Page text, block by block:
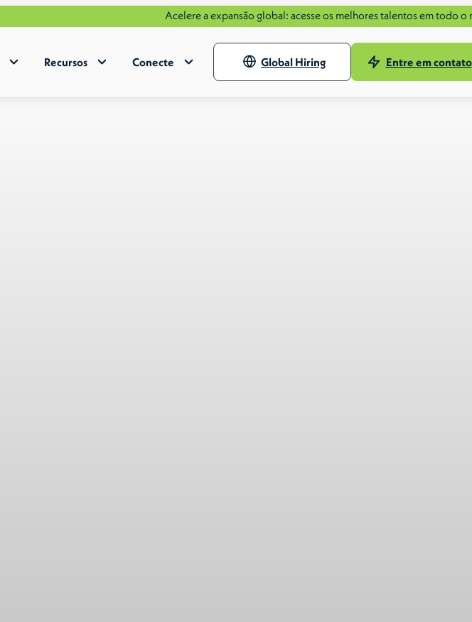
Acelere a expansão global: acesse os melhores talentos em todo o mundo com
Recursos Conecte Global Hiring Entre em contato